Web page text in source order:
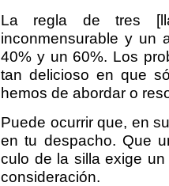
La regla de tres
inconmensurable y un
40% y un 60%. Los
tan delicioso en que
hemos de abordar o
Puede ocurrir que, en
en tu despacho. Que
culo de la silla exige
consideración.